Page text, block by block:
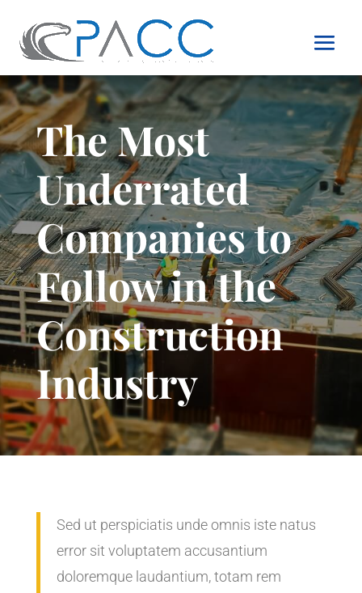
The Most
Underrated
Companies to
Follow in the
Construction
Industry
Sed ut perspiciatis unde omnis iste natus
error sit voluptatem accusantium
doloremque laudantium, totam rem